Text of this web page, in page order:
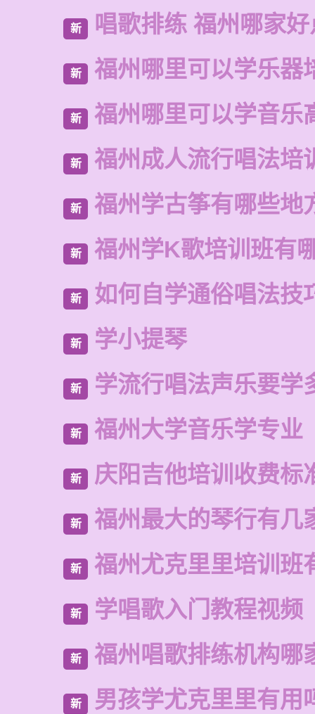
新 唱歌排练 福州哪家
新 福州哪里可以学乐器
新 福州哪里可以学音乐
新 福州成人流行唱法培
新 福州学古筝有哪些地
新 福州学K歌培训班有
新 如何自学通俗唱法技
新 学小提琴
新 学流行唱法声乐要学
新 福州大学音乐学专业
新 庆阳吉他培训收费标
新 福州最大的琴行有几
新 福州尤克里里培训班
新 学唱歌入门教程视频
新 福州唱歌排练机构哪
新 男孩学尤克里里有用